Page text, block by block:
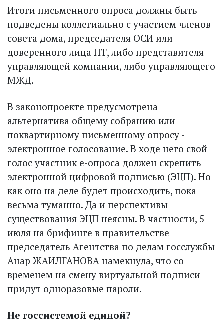
Итоги письменного опроса должны быть
подведены коллегиально с участием членов
совета дома, председателя ОСИ или
доверенного лица ПТ, либо представителя
управляющей компании, либо управляющего
МЖД.
В законопроекте предусмотрена
альтернатива общему собранию или
поквартирному письменному опросу -
электронное голосование. В ходе него свой
голос участник е-опроса должен скрепить
электронной цифровой подписью (ЭЦП). Но
как оно на деле будет происходить, пока
весьма туманно. Да и перспективы
существования ЭЦП неясны. В частности, 5
июля на брифинге в правительстве
председатель Агентства по делам госслужбы
Анар ЖАИЛГАНОВА намекнула, что со
временем на смену виртуальной подписи
придут одноразовые пароли.
Не госсистемой единой?